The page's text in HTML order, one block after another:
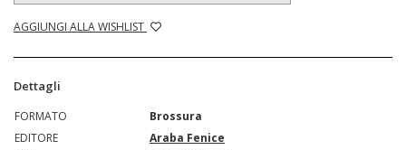
AGGIUNGI ALLA WISHLIST
Dettagli
FORMATO
Brossura
EDITORE
Araba Fenice